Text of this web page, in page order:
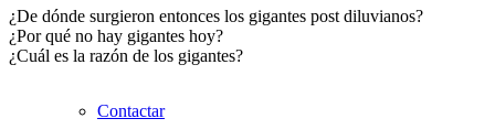
Contactar
¿De dónde surgieron entonces los gigantes post diluvianos?
¿Por qué no hay gigantes hoy?
¿Cuál es la razón de los gigantes?